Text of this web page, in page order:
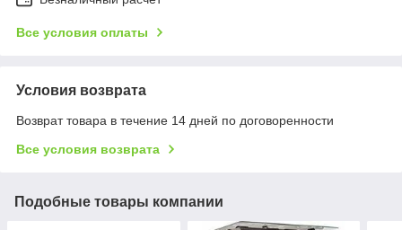
Все условия оплаты
Условия возврата
Возврат товара в течение 14 дней по договоренности
Все условия возврата
Подобные товары компании